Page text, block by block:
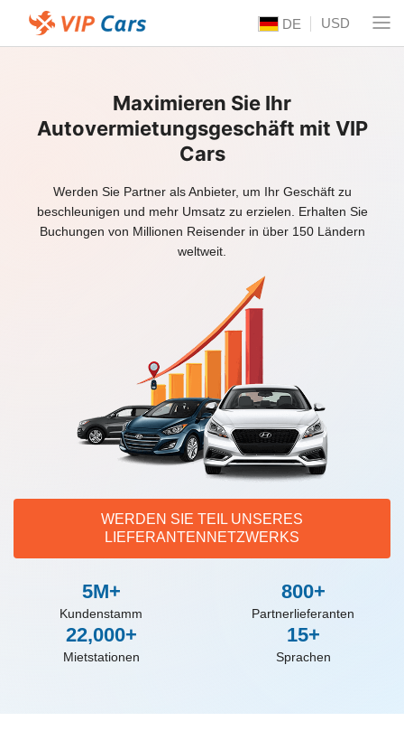
DE USD
Maximieren Sie Ihr
Autovermietungsgeschäft mit VIP
Cars
Werden Sie Partner als Anbieter, um Ihr Geschäft zu
beschleunigen und mehr Umsatz zu erzielen. Erhalten Sie
Buchungen von Millionen Reisender in über 150 Ländern
weltweit.
WERDEN SIE TEIL UNSERES
LIEFERANTENNETZWERKS
5M+
Kundenstamm
800+
Partnerlieferanten
22,000+
Mietstationen
15+
Sprachen